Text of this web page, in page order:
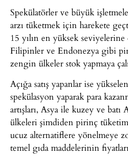
Spekülatörler ve büyük
arzı tüketmek için harekete
15 yılın en yüksek seviyelerine
Filipinler ve Endonezya gibi
zengin ülkeler stok yapmaya
Açığa satış yapanlar ise
spekülasyon yaparak para
artışları, Asya ile kuzey ve batı
ülkeleri şimdiden pirinç
ucuz alternatiflere yönelmeye
temel gıda maddelerinin